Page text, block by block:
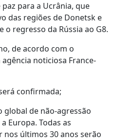
para a Ucrânia, que
das regiões de Donetsk e
o regresso da Rússia ao G8.
de acordo com o
noticiosa France-
confirmada;
global de não-agressão
Europa. Todas as
últimos 30 anos serão